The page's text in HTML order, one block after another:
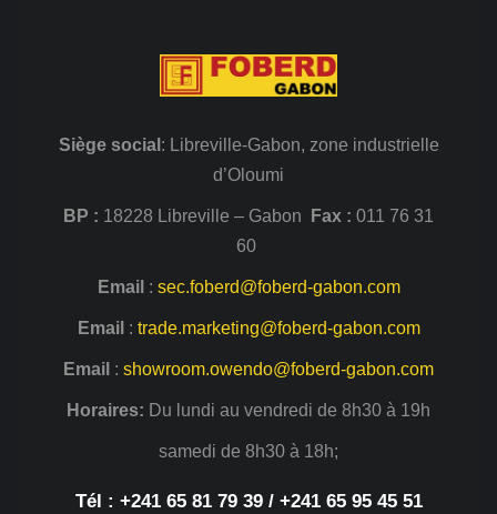
Siège social : Libreville-Gabon, zone industrielle
d’Oloumi
BP : 18228 Libreville – Gabon Fax : 011 76 31
60
Email : sec.foberd@foberd-gabon.com
Email : trade.marketing@foberd-gabon.com
Email : showroom.owendo@foberd-gabon.com
Horaires: Du lundi au vendredi de 8h30 à 19h
samedi de 8h30 à 18h;
Tél : +241 65 81 79 39 / +241 65 95 45 51